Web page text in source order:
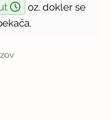
oz. dokler se